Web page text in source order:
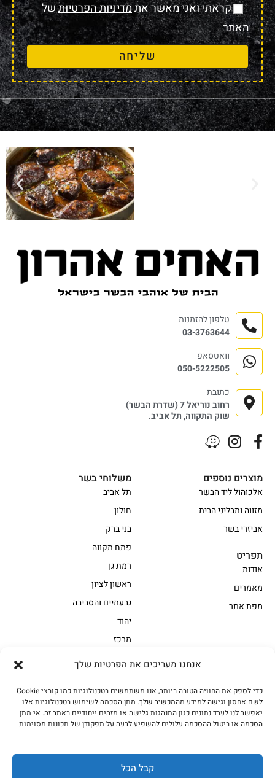
אנחנו מעריכים את הפרטיות שלך
כדי לספק את החוויה הטובה ביותר, אנו משתמשים בטכנולוגיות כמו קובצי Cookie
לשם אחסון וגישה למידע מהמכשיר שלך. מתן הסכמה לשימוש בטכנולוגיות אלו
יאפשר לנו לעבד נתונים כגון התנהגות גלישה או מזהים ייחודיים באתר זה. אי מתן
הסכמה או ביטול ההסכמה עלולים להשפיע לרעה על תפקודן של תכונות מסוימות.
קבל הכל
קראתי ואני מאשר אתמדיניות הפרטיותשל
האתר
שליחה
אווז
בשר בקר משובח
בשר בקר עגלה משובח
בשר למעשנת
הודו
חלקים אחוריים
מיוחדי מסורת1
משלוחי בשר
תל אביב
חולון
בני ברק
פתח תקווה
רמת גן
ראשון לציון
גבעתיים והסביבה
יהוד
מרכז
מוצרים נוספים
אלכוהול ליד הבשר
מזווה ותבליני הבית
אביזרי בשר
תפריט
אודות
מאמרים
מפת אתר
טלפון להזמנות
03-3763644
וואטסאפ
050-5222505
כתובת
רחוב נוריאל 7 (שדרת הבשר)
שוק התקווה, תל אביב.